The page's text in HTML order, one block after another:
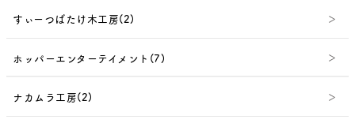
すぃーつばたけ木工房(2)
ホッパーエンターテイメント(7)
ナカムラ工房(2)